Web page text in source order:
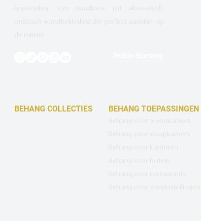
materialen, van naadloos tot akoestisch,
ontstaat wandbekleding die perfect aansluit op
de ruimte.
BEHANG COLLECTIES BEHANG TOEPASSINGEN
Behang voor woonkamers
Behang voor slaapkamers
Behang voor kantoren
Behang voor hotels
Behang voor restaurants
Behang voor zorginstellingen